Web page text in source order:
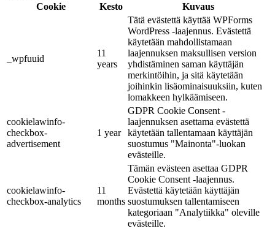
Cookie
Kesto Kuvaus
_wpfuuid
11
years
Tätä evästettä käyttää WPForms
WordPress -laajennus. Evästettä
käytetään mahdollistamaan
laajennuksen maksullisen version
yhdistäminen saman käyttäjän
merkintöihin, ja sitä käytetään
joihinkin lisäominaisuuksiin, kuten
lomakkeen hylkäämiseen.
cookielawinfo-
checkbox-
advertisement
1 year
GDPR Cookie Consent -
laajennuksen asettama evästettä
käytetään tallentamaan käyttäjän
suostumus "Mainonta"-luokan
evästeille.
cookielawinfo-
checkbox-analytics
11
months
Tämän evästeen asettaa GDPR
Cookie Consent -laajennus.
Evästettä käytetään käyttäjän
suostumuksen tallentamiseen
kategoriaan "Analytiikka" oleville
evästeille.